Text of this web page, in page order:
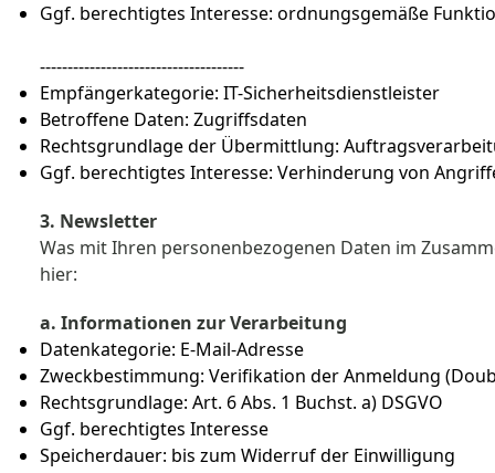
Ggf. berechtigtes Interesse: ordnungsgemäße
-------------------------------------
Empfängerkategorie: IT-Sicherheitsdienstleister
Betroffene Daten: Zugriffsdaten
Rechtsgrundlage der Übermittlung:
Ggf. berechtigtes Interesse: Verhinderung von
3. Newsletter
Was mit Ihren personenbezogenen Daten im
hier:
a. Informationen zur Verarbeitung
Datenkategorie: E-Mail-Adresse
Zweckbestimmung: Verifikation der Anmeldung
Rechtsgrundlage: Art. 6 Abs. 1 Buchst. a) DSGVO
Ggf. berechtigtes Interesse
Speicherdauer: bis zum Widerruf der Einwilligung